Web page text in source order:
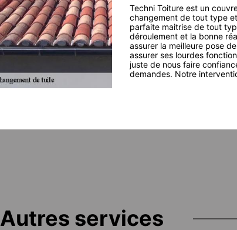
Techni Toiture est un
changement de tout type
parfaite maitrise de tout
déroulement et la bonne
assurer la meilleure pose
assurer ses lourdes
juste de nous faire
demandes. Notre
Autres services